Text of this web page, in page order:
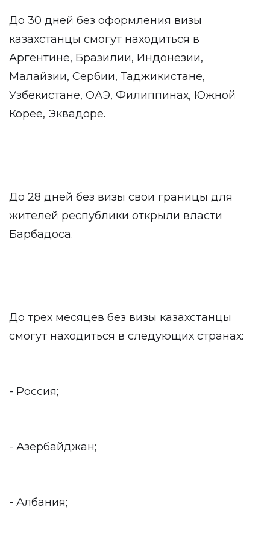
До 30 дней без оформления визы
казахстанцы смогут находиться в
Аргентине, Бразилии, Индонезии,
Малайзии, Сербии, Таджикистане,
Узбекистане, ОАЭ, Филиппинах, Южной
Корее, Эквадоре.
До 28 дней без визы свои границы для
жителей республики открыли власти
Барбадоса.
До трех месяцев без визы казахстанцы
смогут находиться в следующих странах:
- Россия;
- Азербайджан;
- Албания;